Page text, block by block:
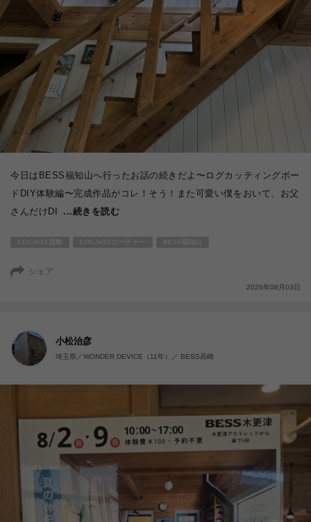
今日はBESS福知山へ行ったお話の続きだよ〜ログカッティングボー
ドDIY体験編〜完成作品がコレ！そう！また可愛い僕をおいて、お父
さんだけDI
...続きを読む
シェア
2026年08月03日
小松治彦
埼玉県／WONDER DEVICE（11年）／ BESS高崎